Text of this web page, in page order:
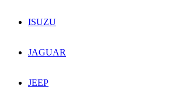
ISUZU
JAGUAR
JEEP